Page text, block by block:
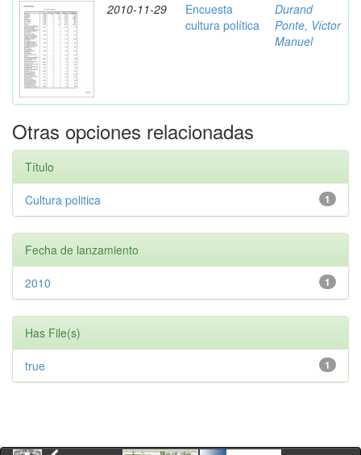
2010-11-29
Encuesta
cultura política
Durand
Ponte, Víctor
Manuel
Otras opciones relacionadas
Título
1
Cultura politica
Fecha de lanzamiento
1
2010
Has File(s)
1
true